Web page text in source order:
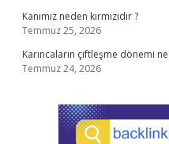
Kanımız neden kırmızıdır ?
Temmuz 25, 2026
Karıncaların çiftleşme dönemi
Temmuz 24, 2026